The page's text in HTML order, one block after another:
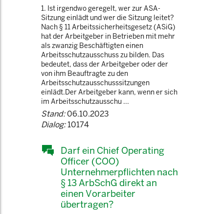
1. Ist irgendwo geregelt, wer zur ASA-
Sitzung einlädt und wer die Sitzung leitet?
Nach § 11 Arbeitssicherheitsgesetz (ASiG)
hat der Arbeitgeber in Betrieben mit mehr
als zwanzig Beschäftigten einen
Arbeitsschutzausschuss zu bilden. Das
bedeutet, dass der Arbeitgeber oder der
von ihm Beauftragte zu den
Arbeitsschutzausschusssitzungen
einlädt.Der Arbeitgeber kann, wenn er sich
im Arbeitsschutzausschu ...
Stand:06.10.2023
Dialog:10174
Darf ein Chief Operating
Officer (COO)
Unternehmerpflichten nach
§ 13 ArbSchG direkt an
einen Vorarbeiter
übertragen?